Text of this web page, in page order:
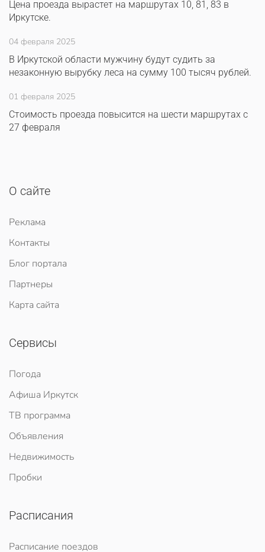
Цена проезда вырастет на маршрутах 10, 81, 83 в
Иркутске.
04 февраля 2025
В Иркутской области мужчину будут судить за
незаконную вырубку леса на сумму 100 тысяч рублей.
01 февраля 2025
Стоимость проезда повысится на шести маршрутах с
27 февраля
О сайте
Реклама
Контакты
Блог портала
Партнеры
Карта сайта
Сервисы
Погода
Афиша Иркутск
ТВ программа
Объявления
Недвижимость
Пробки
Расписания
Расписание поездов